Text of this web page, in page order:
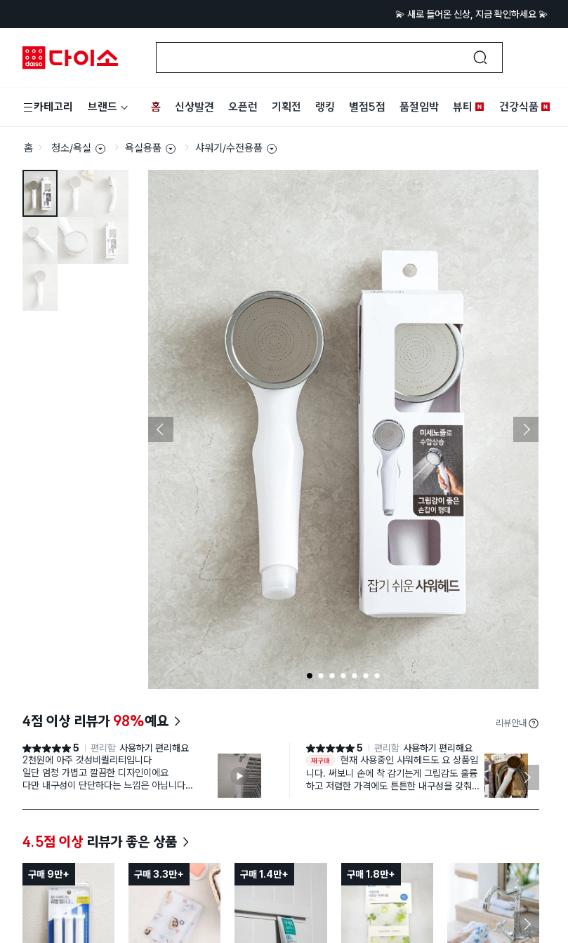
💫 새로 들어온 신상, 지금 확인하세요 💫
카테고리 브랜드 홈 신상발견 오픈런 기획전 랭킹 별점5점 품절임박 뷰티 건강식품
홈 청소/욕실 욕실용품 샤워기/수전용품
1 2 3 4 5 6 7
4점 이상 리뷰가 98%예요 리뷰안내
별점 5점 5 편리함 사용하기 편리해요
2천원에 아주 갓성비퀄리티입니다
일단 엄청 가볍고 깔끔한 디자인이에요
다만 내구성이 단단하다는 느낌은 아닙니다
수압 낮은 집들을 살려줄 샤워기입니다
원래 샤워기에서 물 진짜 졸졸 나왔는데 영상에서
보이는 것처럼 샤워는 할 수 있을 정도로 확 바꿔주
네요!
당연히 2만원 3만원하는 샤워기만큼은 아니지만,
그보다 조금 못 미쳐도 나름 버금가는 수압세기를
보여줘서 저는 좋았습니다. 집에 수압이 약하면 이
샤워기로 한번 도전해보세요!
별점 5점 5 편리함 사용하기 편리해요
재구매
현재 사용중인 샤워헤드도 요 상품입
니다. 써보니 손에 착 감기는게 그립감도 훌륭
하고 저렴한 가격에도 튼튼한 내구성을 갖춰서
이 없쟎아요? 그래서 스페어로 여유분 하나는
4.5점 이상 리뷰가 좋은 상품
구매 9만+ 구매 3.3만+ 구매 1.4만+ 구매 1.8만+